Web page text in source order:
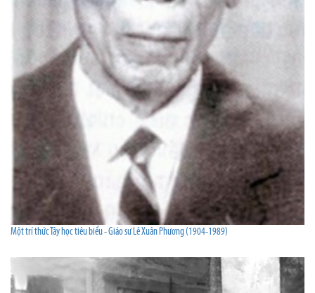
Một trí thức Tây học tiêu biểu - Giáo sư Lê Xuân Phương (1904-1989)